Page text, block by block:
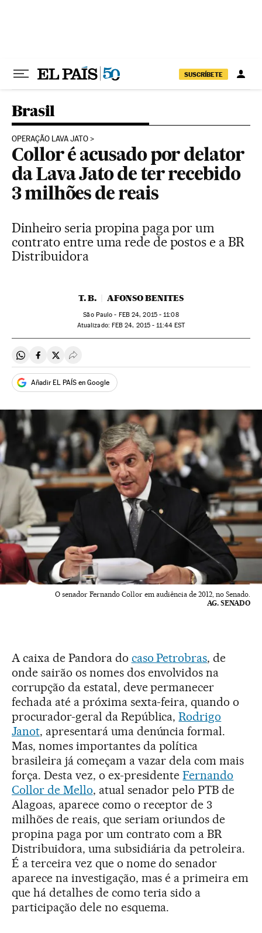
SUSCRÍBETE
Brasil
OPERAÇÃO LAVA JATO
Collor é acusado por delator
da Lava Jato de ter recebido
3 milhões de reais
Dinheiro seria propina paga por um
contrato entre uma rede de postos e a BR
Distribuidora
T. B. AFONSO BENITES
São Paulo - FEB24, 2015 - 11:08
atualizado: FEB 24, 2015 - 11:44EST
Compartir en Whatsapp
Compartir en Facebook
Compartir en Twitter
Desplegar Redes Sociales
Añadir EL PAÍS en Google
O senador Fernando Collor em audiência de 2012, no Senado.
AG. SENADO
A caixa de Pandora do caso Petrobras, de
onde sairão os nomes dos envolvidos na
corrupção da estatal, deve permanecer
fechada até a próxima sexta-feira, quando o
procurador-geral da República,Rodrigo
Janot, apresentará uma denúncia formal.
Mas, nomes importantes da política
brasileira já começam a vazar dela com mais
força. Desta vez, o ex-presidenteFernando
Collor de Mello, atual senador pelo PTB de
Alagoas, aparece como o receptor de 3
milhões de reais, que seriam oriundos de
propina paga por um contrato com a BR
Distribuidora, uma subsidiária da petroleira.
É a terceira vez que o nome do senador
aparece na investigação, mas é a primeira em
que há detalhes de como teria sido a
participação dele no esquema.